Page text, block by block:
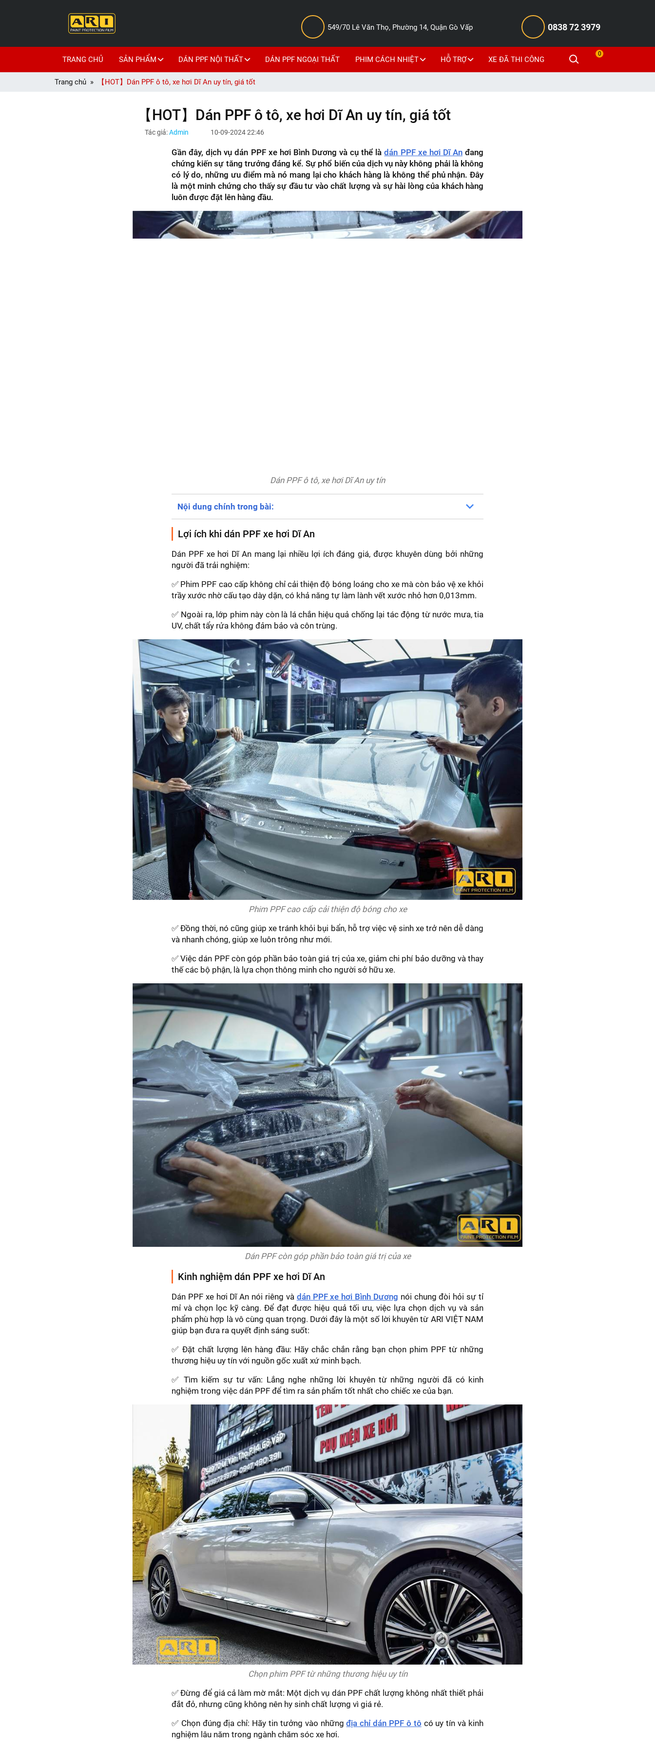
549/70 Lê Văn Thọ, Phường 14, Quận Gò Vấp 0838 72 3979
TRANG CHỦ SẢN PHẨM DÁN PPF NỘI THẤT DÁN PPF NGOẠI THẤT PHIM CÁCH NHIỆT HỖ TRỢ XE ĐÃ THI CÔNG
0
Trang chủ 【HOT】Dán PPF ô tô, xe hơi Dĩ An uy tín, giá tốt
【HOT】Dán PPF ô tô, xe hơi Dĩ An uy tín, giá tốt
Tác giả:Admin 10-09-2024 22:46
Gần đây, dịch vụ dán PPF xe hơi Bình Dương và cụ thể làdán PPF xe hơi Dĩ Anđang
chứng kiến sự tăng trưởng đáng kể. Sự phổ biến của dịch vụ này không phải là không
có lý do, những ưu điểm mà nó mang lại cho khách hàng là không thể phủ nhận. Đây
là một minh chứng cho thấy sự đầu tư vào chất lượng và sự hài lòng của khách hàng
luôn được đặt lên hàng đầu.
Dán PPF ô tô, xe hơi Dĩ An uy tín
Nội dung chính trong bài:
Lợi ích khi dán PPF xe hơi Dĩ An
Dán PPF xe hơi Dĩ An mang lại nhiều lợi ích đáng giá, được khuyên dùng bởi những
người đã trải nghiệm:
✅ Phim PPF cao cấp không chỉ cải thiện độ bóng loáng cho xe mà còn bảo vệ xe khỏi
trầy xước nhờ cấu tạo dày dặn, có khả năng tự làm lành vết xước nhỏ hơn 0,013mm.
✅ Ngoài ra, lớp phim này còn là lá chắn hiệu quả chống lại tác động từ nước mưa, tia
UV, chất tẩy rửa không đảm bảo và côn trùng.
Phim PPF cao cấp cải thiện độ bóng cho xe
✅ Đồng thời, nó cũng giúp xe tránh khỏi bụi bẩn, hỗ trợ việc vệ sinh xe trở nên dễ dàng
và nhanh chóng, giúp xe luôn trông như mới.
✅ Việc dán PPF còn góp phần bảo toàn giá trị của xe, giảm chi phí bảo dưỡng và thay
thế các bộ phận, là lựa chọn thông minh cho người sở hữu xe.
Dán PPF còn góp phần bảo toàn giá trị của xe
Kinh nghiệm dán PPF xe hơi Dĩ An
Dán PPF xe hơi Dĩ An nói riêng và dán PPF xe hơi Bình Dương nói chung đòi hỏi sự tỉ
mỉ và chọn lọc kỹ càng. Để đạt được hiệu quả tối ưu, việc lựa chọn dịch vụ và sản
phẩm phù hợp là vô cùng quan trọng. Dưới đây là một số lời khuyên từ ARI VIỆT NAM
giúp bạn đưa ra quyết định sáng suốt:
✅ Đặt chất lượng lên hàng đầu: Hãy chắc chắn rằng bạn chọn phim PPF từ những
thương hiệu uy tín với nguồn gốc xuất xứ minh bạch.
✅ Tìm kiếm sự tư vấn: Lắng nghe những lời khuyên từ những người đã có kinh
nghiệm trong việc dán PPF để tìm ra sản phẩm tốt nhất cho chiếc xe của bạn.
Chọn phim PPF từ những thương hiệu uy tín
✅ Đừng để giá cả làm mờ mắt: Một dịch vụ dán PPF chất lượng không nhất thiết phải
đắt đỏ, nhưng cũng không nên hy sinh chất lượng vì giá rẻ.
✅ Chọn đúng địa chỉ: Hãy tin tưởng vào nhữngđịa chỉ dán PPF ô tô có uy tín và kinh
nghiệm lâu năm trong ngành chăm sóc xe hơi.